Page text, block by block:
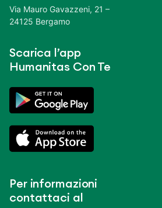
Via Mauro Gavazzeni, 21 –
24125 Bergamo
Scarica l’app
Humanitas Con Te
Per informazioni
contattaci al